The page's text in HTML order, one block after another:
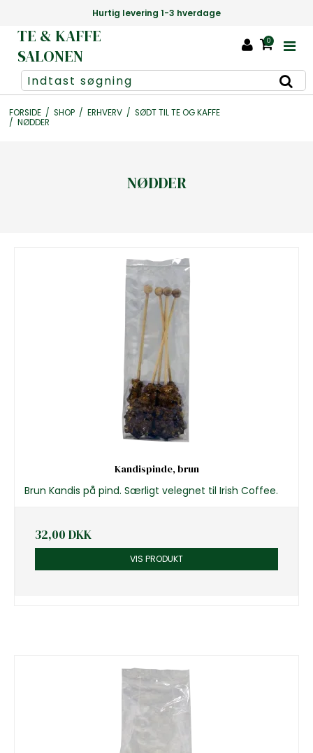
Hurtig levering 1-3 hverdage
TE & KAFFE
SALONEN
0
FORSIDE / SHOP / ERHVERV / SØDT TIL TE OG KAFFE
/ NØDDER
NØDDER
Kandispinde, brun
Brun Kandis på pind. Særligt velegnet til Irish Coffee.
32,00 DKK
VIS PRODUKT